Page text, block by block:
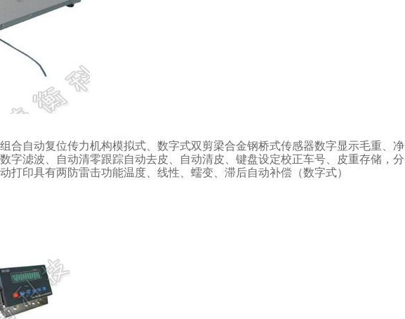
合自动复位传力机构模拟式、数字式双剪梁合金钢桥式传感器数字显示毛重、净
字滤波、自动清零跟踪自动去皮、自动清皮、键盘设定校正车号、皮重存储，分
打印具有两防雷击功能温度、线性、蠕变、滞后自动补偿（数字式）